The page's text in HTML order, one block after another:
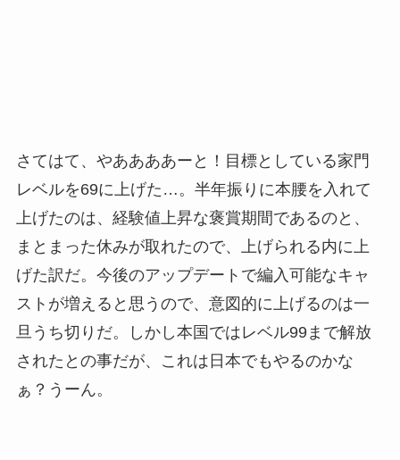
さてはて、やああああーと！目標としている家門
レベルを69に上げた…。半年振りに本腰を入れて
上げたのは、経験値上昇な褒賞期間であるのと、
まとまった休みが取れたので、上げられる内に上
げた訳だ。今後のアップデートで編入可能なキャ
ストが増えると思うので、意図的に上げるのは一
旦うち切りだ。しかし本国ではレベル99まで解放
されたとの事だが、これは日本でもやるのかな
ぁ？うーん。